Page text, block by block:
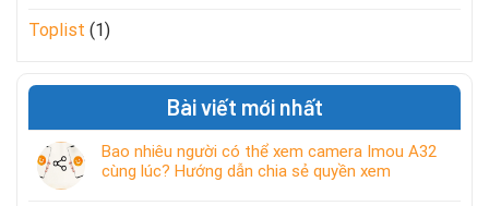
Toplist (1)
Bài viết mới nhất
Bao nhiêu người có thể xem camera Imou A32
cùng lúc? Hướng dẫn chia sẻ quyền xem